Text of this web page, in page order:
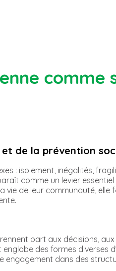
comme
de la prévention
: isolement, inégalités,
comme un levier
de leur communauté, elle
part aux décisions,
des formes diverses
engagement dans des